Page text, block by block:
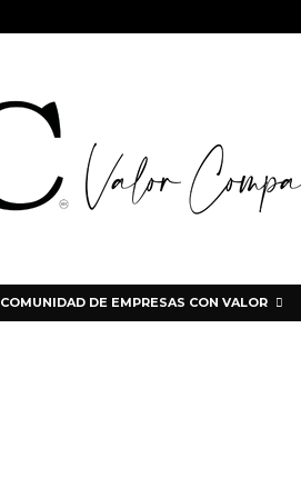
COMUNIDAD DE EMPRESAS CON VALOR